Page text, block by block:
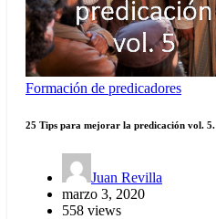
Formación de predicadores
25 Tips para mejorar la predicación vol. 5.
Juan Revilla
marzo 3, 2020
558 views